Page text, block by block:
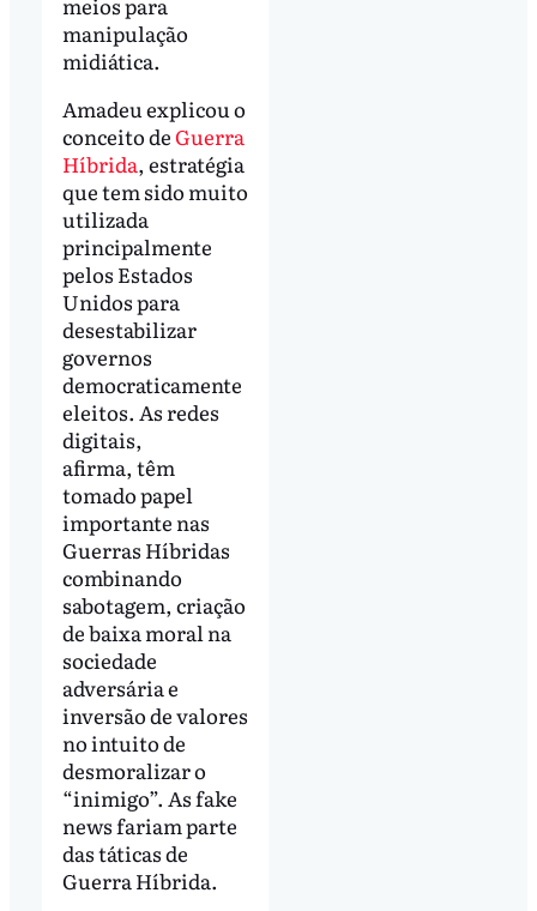
manipulação
midiática.
Amadeu explicou o
conceito deGuerra
Híbrida, estratégia
que tem sido muito
utilizada
principalmente
pelos Estados
Unidos para
desestabilizar
governos
democraticamente
eleitos. As redes
digitais,
afirma, têm
tomado papel
importante nas
Guerras Híbridas
combinando
sabotagem, criação
de baixa moral na
sociedade
adversária e
inversão de valores
no intuito de
desmoralizar o
“inimigo”. As fake
news fariam parte
das táticas de
Guerra Híbrida.